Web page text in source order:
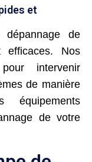
et
de
efficaces. Nos
intervenir
de manière
équipements
de votre